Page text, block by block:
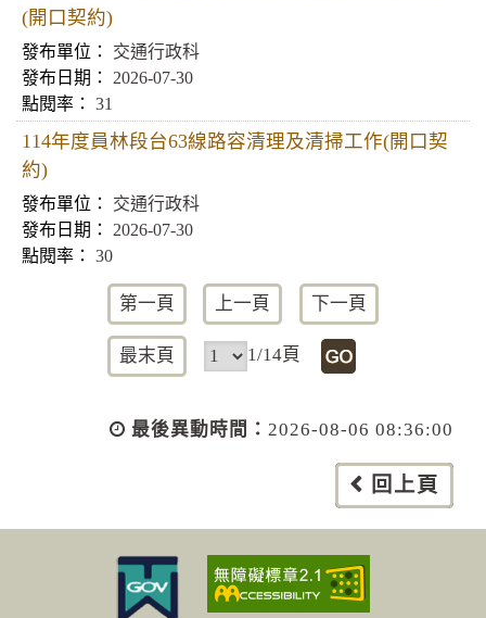
(開口契約)
交通行政科
2026-07-30
31
114年度員林段台63線路容清理及清掃工作(開口契
約)
交通行政科
2026-07-30
30
第一頁 上一頁 下一頁
最末頁 1/14頁
最後異動時間： 2026-08-06 08:36:00
回上頁